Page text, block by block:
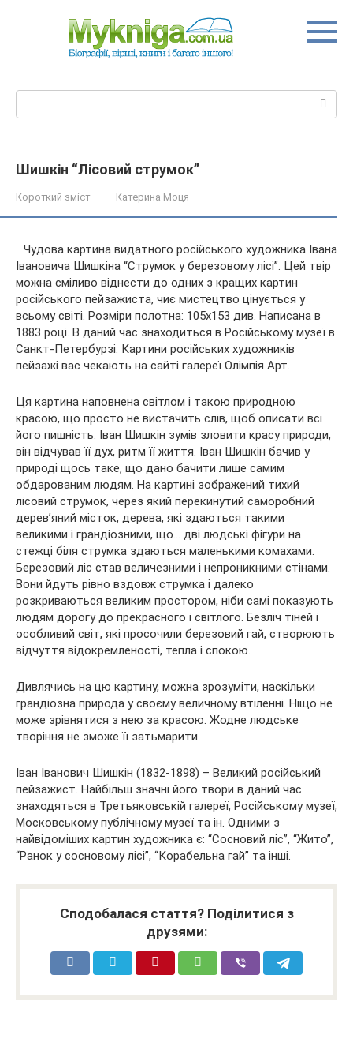
Шишкін “Лісовий струмок”
Короткий зміст Катерина Моця
Чудова картина видатного російського художника Івана
Івановича Шишкіна “Струмок у березовому лісі”. Цей твір
можна сміливо віднести до одних з кращих картин
російського пейзажиста, чиє мистецтво цінується у
всьому світі. Розміри полотна: 105х153 див. Написана в
1883 році. В даний час знаходиться в Російському музеї в
Санкт-Петербурзі. Картини російських художників
пейзажі вас чекають на сайті галереї Олімпія Арт.
Ця картина наповнена світлом і такою природною
красою, що просто не вистачить слів, щоб описати всі
його пишність. Іван Шишкін зумів зловити красу природи,
він відчував її дух, ритм її життя. Іван Шишкін бачив у
природі щось таке, що дано бачити лише самим
обдарованим людям. На картині зображений тихий
лісовий струмок, через який перекинутий саморобний
дерев’яний місток, дерева, які здаються такими
великими і грандіозними, що… дві людські фігури на
стежці біля струмка здаються маленькими комахами.
Березовий ліс став величезними і непроникними стінами.
Вони йдуть рівно вздовж струмка і далеко
розкриваються великим простором, ніби самі показують
людям дорогу до прекрасного і світлого. Безліч тіней і
особливий світ, які просочили березовий гай, створюють
відчуття відокремленості, тепла і спокою.
Дивлячись на цю картину, можна зрозуміти, наскільки
грандіозна природа у своєму величному втіленні. Ніщо не
може зрівнятися з нею за красою. Жодне людське
творіння не зможе її затьмарити.
Іван Іванович Шишкін (1832-1898) – Великий російський
пейзажист. Найбільш значні його твори в даний час
знаходяться в Третьяковській галереї, Російському музеї,
Московському публічному музеї та ін. Одними з
найвідоміших картин художника є: “Сосновий ліс”, “Жито”,
“Ранок у сосновому лісі”, “Корабельна гай” та інші.
Сподобалася стаття? Поділитися з
друзями: